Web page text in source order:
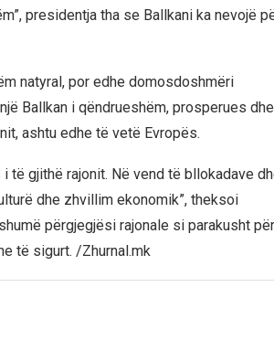
presidentja tha se Ballkani ka nevojë
natyral, por edhe domosdoshmëri
Ballkan i qëndrueshëm, prosperues dhe
ashtu edhe të vetë Evropës.
gjithë rajonit. Në vend të bllokadave
dhe zhvillim ekonomik”, theksoi
përgjegjësi rajonale si parakusht
të sigurt. /Zhurnal.mk